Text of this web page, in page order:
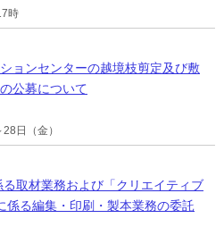
時
ョンセンターの越境枝剪定及び敷
公募について
日（金）
取材業務および「クリエイティブ
係る編集・印刷・製本業務の委託